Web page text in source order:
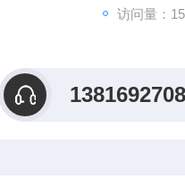
访问量：